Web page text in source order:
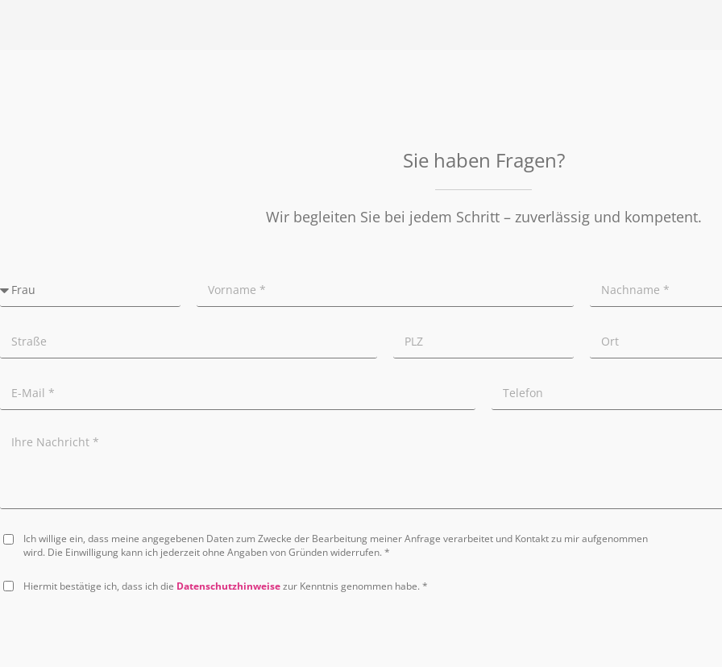
Sie haben Fragen?
Wir begleiten Sie bei jedem Schritt – zuverlässig und kompetent.
Ich willige ein, dass meine angegebenen Daten zum Zwecke der Bearbeitung meiner Anfrage verarbeitet und Kontakt zu mir aufgenommen
wird. Die Einwilligung kann ich jederzeit ohne Angaben von Gründen widerrufen. *
Hiermit bestätige ich, dass ich die Datenschutzhinweisezur Kenntnis genommen habe. *